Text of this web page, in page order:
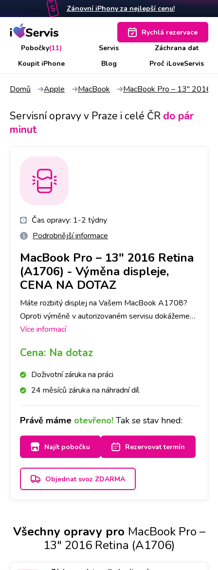
Zánovní iPhony za nejlepší cenu!
Pobočky(11) Servis
Záchrana dat
Koupit iPhone
Blog Proč iLoveServis
Rychlá rezervace
Domů Apple MacBook MacBook Pro – 13" 2016
Servisní opravy v Praze i celé ČR do pár
minut
Čas opravy: 1-2 týdny
Podrobnější informace
MacBook Pro – 13" 2016 Retina
(A1706) - Výměna displeje,
CENA NA DOTAZ
Máte rozbitý displej na Vašem MacBook A1708?
Oproti výměně v autorizovaném servisu dokážeme
zaručit expresní provedení výměny a následnou
Více informací
Cena: Na dotaz
Doživotní záruka na práci
24 měsíců záruka na náhradní díl
Právě máme otevřeno! Tak se stav hned:
Najít pobočku Rezervovat termín
Objednat svoz ZDARMA
Všechny opravy pro MacBook Pro –
13" 2016 Retina (A1706)